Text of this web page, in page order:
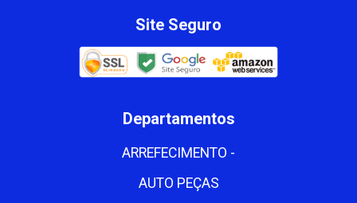
Site Seguro
Departamentos
ARREFECIMENTO -
AUTO PEÇAS